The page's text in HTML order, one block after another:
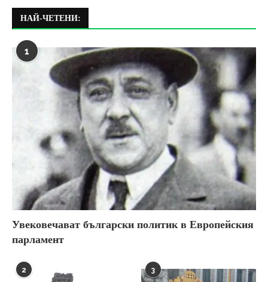
НАЙ-ЧЕТЕНИ:
1
Увековечават български политик в Европейския
парламент
2 3